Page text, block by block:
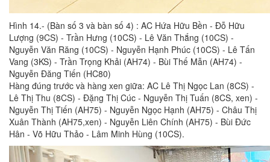
Hình 14.- (Bàn số 3 và bàn số 4) : AC Hứa Hữu Bền - Đỗ Hữu
Lượng (9CS) - Trần Hưng (10CS) - Lê Văn Thắng (10CS) -
Nguyễn Văn Răng (10CS) - Nguyễn Hạnh Phúc (10CS) - Lê Tấn
Vang (3KS) - Trần Trọng Khải (AH74) - Bùi Thế Mẫn (AH74) -
Nguyễn Đăng Tiến (HC80)
Hàng đúng trước và hàng xen giữa: AC Lê Thị Ngọc Lan (8CS) -
Lê Thị Thu (8CS) - Đặng Thị Cúc - Nguyễn Thị Tuấn (8CS, xen) -
Nguyễn Thị Tiến (AH75) - Nguyễn Ngọc Hạnh (AH75) - Châu Thị
Xuân Thành (AH75,xen) - Nguyễn Liên Chính (AH75) - Bùi Đức
Hân - Võ Hữu Thảo - Lâm Minh Hùng (10CS).